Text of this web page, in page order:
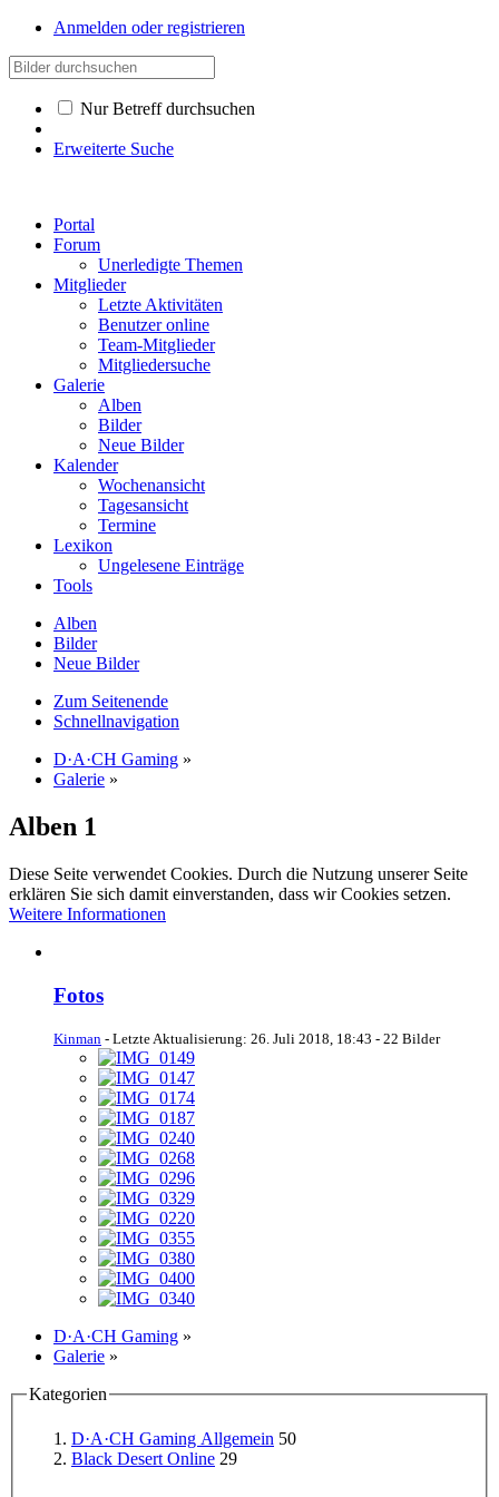
Anmelden oder registrieren
Nur Betreff durchsuchen
Erweiterte Suche
Portal
Forum
Unerledigte Themen
Mitglieder
Letzte Aktivitäten
Benutzer online
Team-Mitglieder
Mitgliedersuche
Galerie
Alben
Bilder
Neue Bilder
Kalender
Wochenansicht
Tagesansicht
Termine
Lexikon
Ungelesene Einträge
Tools
Alben
Bilder
Neue Bilder
Zum Seitenende
Schnellnavigation
D·A·CH Gaming »
Galerie »
Alben 1
Diese Seite verwendet Cookies. Durch die Nutzung unserer Seite
erklären Sie sich damit einverstanden, dass wir Cookies setzen.
Weitere Informationen
Fotos
Kinman - Letzte Aktualisierung: 26. Juli 2018, 18:43 - 22 Bilder
D·A·CH Gaming »
Galerie »
Kategorien
D·A·CH Gaming Allgemein 50
Black Desert Online 29